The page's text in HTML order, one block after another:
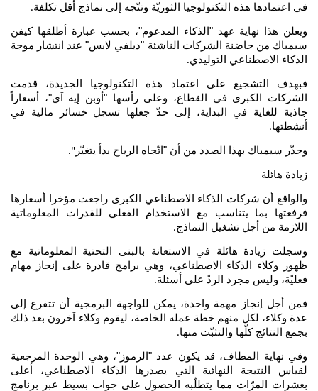
في اعتمادها هذه التكنولوجيا الثوريّة وتتّجه إلى نماذج أقل تكلفة.
ويعلن هذا نهاية عهد "الذكاء المدعوم"، بحسب عبارة أطلقها كيفن
سيمباك من حاضنة الشركات الناشئة "ديلفي لابس" عند انتشار موجة
الذكاء الاصطناعي التوليدي.
فبهدف التشجيع على اعتماد هذه التكنولوجيا الجديدة، قدمت
الشركات الكبرى في القطاع، وعلى رأسها "أوبن إيه آي"، أسعاراً
جاذبة للغاية في البداية، إلى حدّ جعلها تسجل خسائر مالية في
أنشطتها.
وحذّر سيمباك بهذا الصدد من أن "اتّجاه الرياح بدأ يتغيّر ".
زيادة هائلة
والواقع أن شركات الذكاء الاصطناعي الكبرى راجعت مؤخرا أسعارها
فرفعتها بما يتناسب مع الاستخدام الفعلي للقدرات المعلوماتية
اللازمة من أجل تشغيل النماذج.
وسجلت زيادة هائلة في الاستعانة بالبنى التحتية المعلوماتية مع
ظهور وكلاء الذكاء الاصطناعي، وهي برامج قادرة على إنجاز مهام
فعليّة، وليس مجرد الردّ على أسئلة.
فمن أجل إنجاز مهمة واحدة، يمكن للواجهة البرمجية أن تتفرع إلى
عدة وكلاء، لكل منهم خطة عمله الخاصة، ليقوم وكلاء آخرون بعد ذلك
بجمع النتائج كلّها والتثبّت منها.
وفي نهاية المطاف، قد يكون عدد "الرموز"، وهي الوحدة المرجعية
لقياس النتيجة النهائية التي يصدرها الذكاء الاصطناعي، أعلى
بعشرات المرّات مما يتطلّبه الحصول على جواب بسيط عبر برنامج